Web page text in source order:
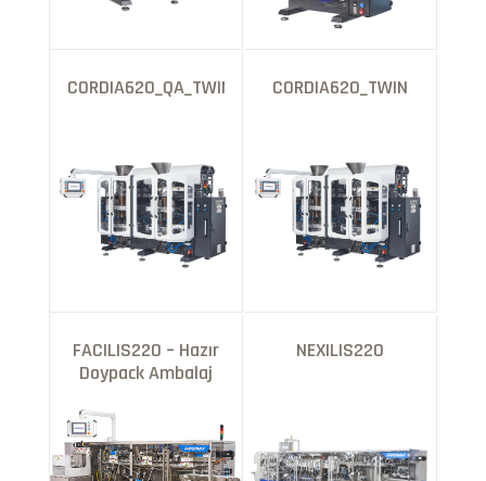
CORDIA620_QA_TWIN CORDIA620_TWIN
FACILIS220 – Hazır
Doypack Ambalaj
Makinesi
NEXILIS220